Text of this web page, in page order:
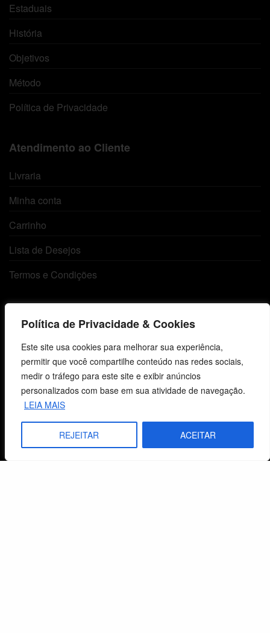
Política de Privacidade & Cookies
Este site usa cookies para melhorar sua experiência,
permitir que você compartilhe conteúdo nas redes sociais,
medir o tráfego para este site e exibir anúncios
personalizados com base em sua atividade de navegação.
LEIA MAIS
REJEITAR ACEITAR
Estaduais
História
Objetivos
Método
Política de Privacidade
Atendimento ao Cliente
Livraria
Minha conta
Carrinho
Lista de Desejos
Termos e Condições
CNPJ: 29.832.607/0001-10
São Leopoldo, RS, Brasil
Fale Conosco
vendas@cebi.org.br